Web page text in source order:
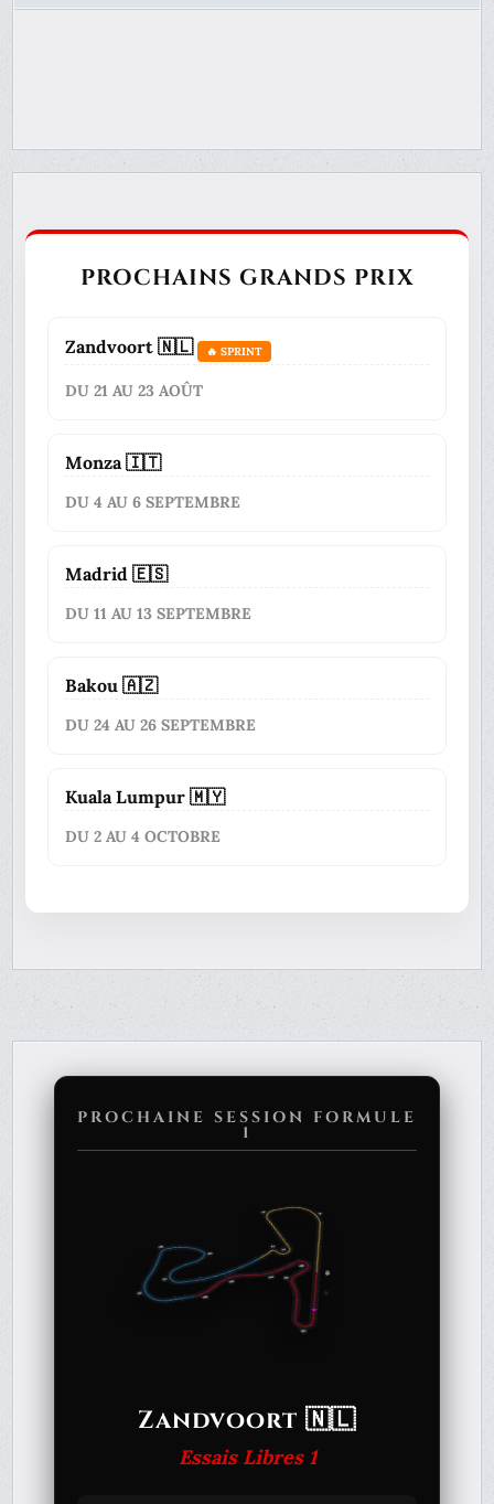
PROCHAINS GRANDS PRIX
Zandvoort 🇳🇱 🔥 SPRINT
DU 21 AU 23 AOÛT
Monza 🇮🇹
DU 4 AU 6 SEPTEMBRE
Madrid 🇪🇸
DU 11 AU 13 SEPTEMBRE
Bakou 🇦🇿
DU 24 AU 26 SEPTEMBRE
Kuala Lumpur 🇲🇾
DU 2 AU 4 OCTOBRE
PROCHAINE SESSION FORMULE
1
Zandvoort 🇳🇱
Essais Libres 1